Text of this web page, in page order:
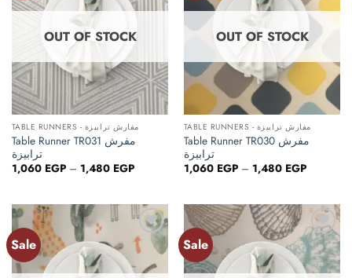
OUT OF STOCK
TABLE RUNNERS - مفارش ترابيزة
Table Runner TR031 مفرش
ترابيزة
1,060 EGP – 1,480 EGPPrice
1,480 EGP
OUT OF STOCK
TABLE RUNNERS - مفارش ترابيزة
Table Runner TR030 مفرش
ترابيزة
1,060 EGP – 1,480 EGPPrice
1,480
Sale
Add to
wishlist
Sale
Add to
wishlist